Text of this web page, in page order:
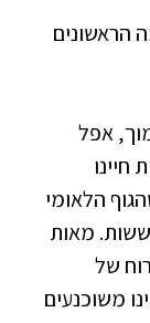
הראשונים
אפל
חיינו
הלאומי
מאות
של
משוכנעים